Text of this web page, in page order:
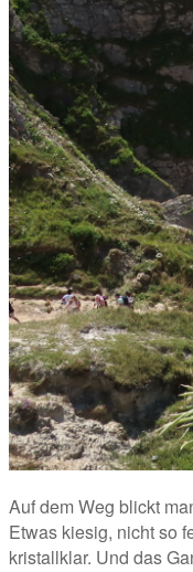
Auf dem Weg blickt
Etwas kiesig, nicht so
kristallklar. Und das